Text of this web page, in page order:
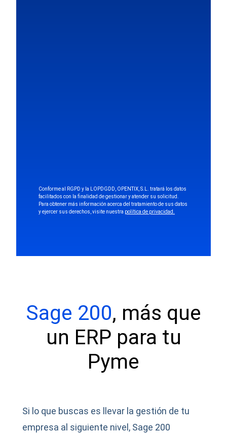
Conforme al RGPD y la LOPDGDD, OPENTIX, S.L. tratará los datos
facilitados con la finalidad de gestionar y atender su solicitud.
Para obtener más información acerca del tratamiento de sus datos
y ejercer sus derechos, visite nuestra política de privacidad.
Sage 200, más que
un ERP para tu
Pyme
Si lo que buscas es llevar la gestión de tu
empresa al siguiente nivel, Sage 200